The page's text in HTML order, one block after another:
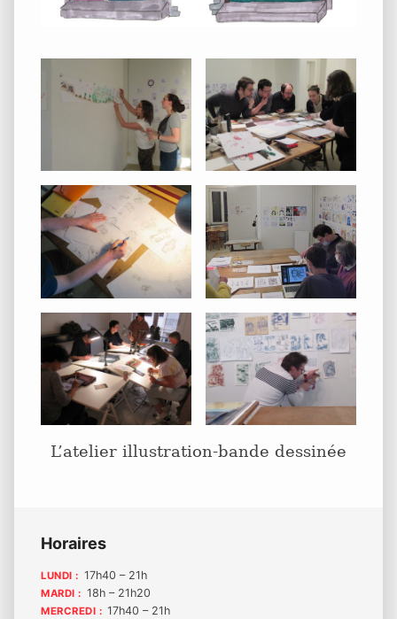
L’atelier illustration-bande dessinée
Barre
latérale
principale
Horaires
LUNDI : 17h40 – 21h
MARDI : 18h – 21h20
MERCREDI : 17h40 – 21h